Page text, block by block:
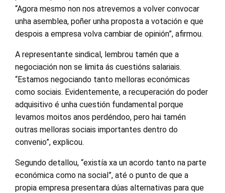
“Agora mesmo non nos atrevemos a volver convocar
unha asemblea, poñer unha proposta a votación e que
despois a empresa volva cambiar de opinión”, afirmou.
A representante sindical, lembrou tamén que a
negociación non se limita ás cuestións salariais.
“Estamos negociando tanto melloras económicas
como sociais. Evidentemente, a recuperación do poder
adquisitivo é unha cuestión fundamental porque
levamos moitos anos perdéndoo, pero hai tamén
outras melloras sociais importantes dentro do
convenio”, explicou.
Segundo detallou, “existía xa un acordo tanto na parte
económica como na social”, até o punto de que a
propia empresa presentara dúas alternativas para que